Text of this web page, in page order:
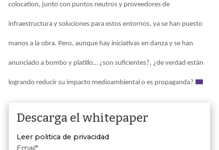
colocation, junto con puntos neutros y proveedores de
infraestructura y soluciones para estos entornos, ya se han puesto
manos a la obra. Pero, aunque hay iniciativas en danza y se han
anunciado a bombo y platillo… ¿son suficientes?, ¿de verdad están
logrando reducir su impacto medioambiental o es propaganda?
Descarga el whitepaper
Leer politica de privacidad
Email*